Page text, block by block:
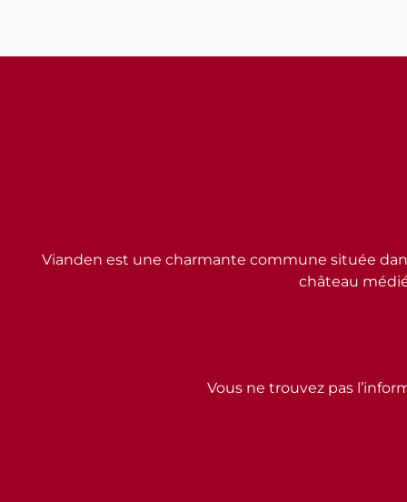
Vous ne trouvez pas
Vianden est une charmante commune située
château